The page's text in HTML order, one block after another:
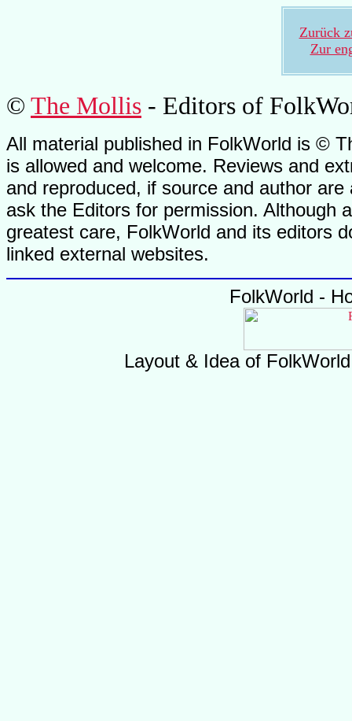
Zurück
Zur
© The Mollis - Editors of
All material published in FolkWorld is ©
is allowed and welcome. Reviews and
and reproduced, if source and author
ask the Editors for permission. Although
greatest care, FolkWorld and its editors
linked external websites.
FolkWorld -
Layout & Idea of